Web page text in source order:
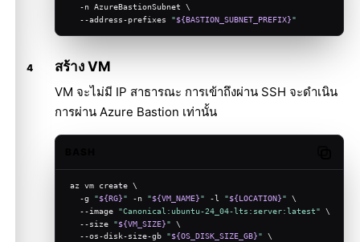
  -n AzureBastionSubnet \
  --address-prefixes
"${BASTION_SUBNET_PREFIX}"
สร้าง VM
VM จะไม่มี IP สาธารณะ การเข้าถึงผ่าน SSH จะดำเนิน
การผ่าน Azure Bastion เท่านั้น
az vm create \
  -g
"${RG}" -n "${VM_NAME}" -l "${LOCATION}" \
  --image
"Canonical:ubuntu-24_04-lts:server:latest" \
  --size
"${VM_SIZE}" \
  --os-disk-size-gb
"${OS_DISK_SIZE_GB}" \